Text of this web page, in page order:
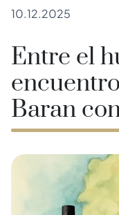
10.12.2025
Entre el
Baran